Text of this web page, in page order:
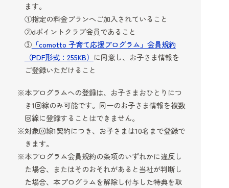
ます。
①指定の料金プランへご加入されていること
②dポイントクラブ会員であること
③「comotto 子育て応援プログラム」会員規約
（PDF形式：255KB） に同意し、お子さま情報を
ご登録いただけること
本プログラムへの登録は、お子さまおひとりにつ
き1回線のみ可能です。同一のお子さま情報を複数
回線に登録することはできません。
対象回線1契約につき、お子さまは10名まで登録で
きます。
本プログラム会員規約の条項のいずれかに違反し
た場合、またはそのおそれがあると当社が判断し
た場合、本プログラムを解除し付与した特典を取